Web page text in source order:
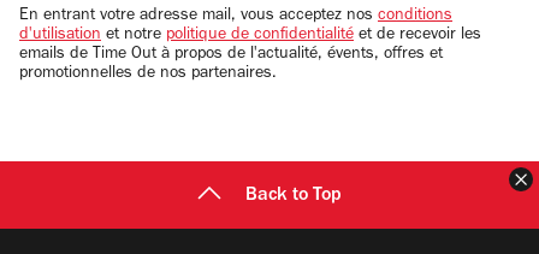
email
En entrant votre adresse mail, vous acceptez nos conditions
d'utilisation et notre politique de confidentialité et de recevoir les
emails de Time Out à propos de l'actualité, évents, offres et
promotionnelles de nos partenaires.
Back to Top